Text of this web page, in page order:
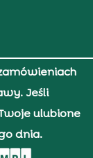
Jeśli
ulubione
dnia.